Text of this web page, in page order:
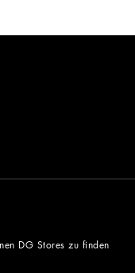
DG Stores zu finden